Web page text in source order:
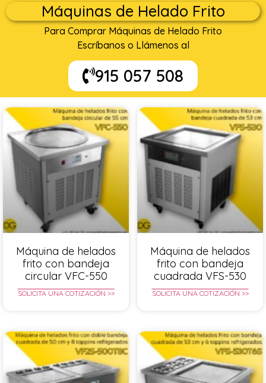
Máquinas de Helado Frito
Para Comprar Máquinas de Helado Frito
Escríbanos o Llámenos al
915 057 508
Máquina de helados
frito con bandeja
circular VFC-550
SOLICITA UNA COTIZACIÓN >>
Máquina de helados
frito con bandeja
cuadrada VFS-530
SOLICITA UNA COTIZACIÓN >>